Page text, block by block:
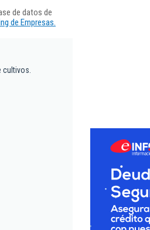
de datos de
de Empresas.